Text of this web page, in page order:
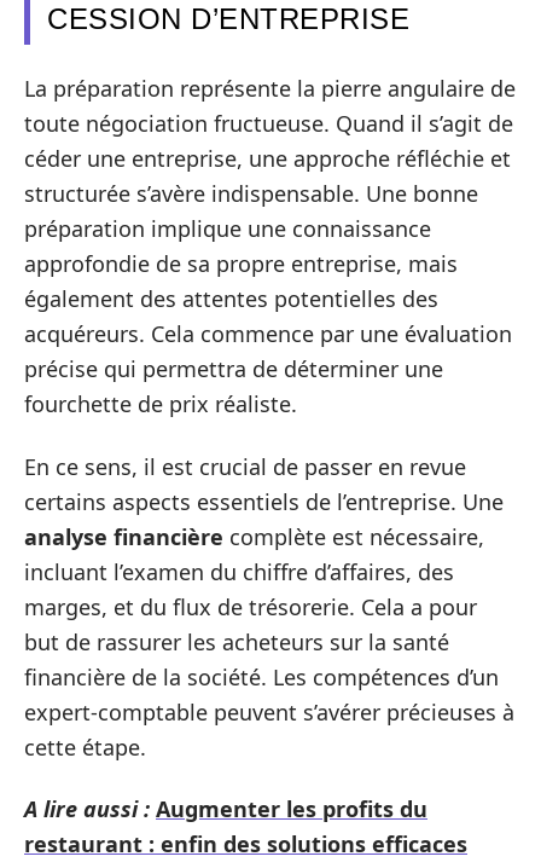
CESSION D’ENTREPRISE
La préparation représente la pierre angulaire de
toute négociation fructueuse. Quand il s’agit de
céder une entreprise, une approche réfléchie et
structurée s’avère indispensable. Une bonne
préparation implique une connaissance
approfondie de sa propre entreprise, mais
également des attentes potentielles des
acquéreurs. Cela commence par une évaluation
précise qui permettra de déterminer une
fourchette de prix réaliste.
En ce sens, il est crucial de passer en revue
certains aspects essentiels de l’entreprise. Une
analyse financière complète est nécessaire,
incluant l’examen du chiffre d’affaires, des
marges, et du flux de trésorerie. Cela a pour
but de rassurer les acheteurs sur la santé
financière de la société. Les compétences d’un
expert-comptable peuvent s’avérer précieuses à
cette étape.
A lire aussi : Augmenter les profits du
restaurant : enfin des solutions efficaces